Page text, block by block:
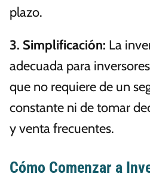
plazo.
3. Simplificación: La
adecuada para
que no requiere de un
constante ni de tomar
y venta frecuentes.
Cómo Comenzar a